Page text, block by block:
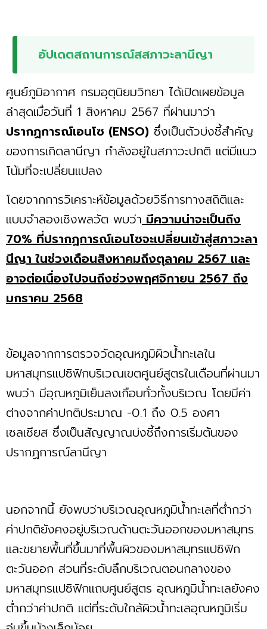
อัปเดตสถานการณ์สสภาวะลานีญา
ศูนย์ภูมิอากาศ กรมอุตุนิยมวิทยา ได้เปิดเผยข้อมูล
ล่าสุดเมื่อวันที่ 1 สิงหาคม 2567 ที่ผ่านมาว่า
ปรากฏการณ์เอนโซ (ENSO) ซึ่งเป็นตัวบ่งชี้สำคัญ
ของการเกิดลานีญา กำลังอยู่ในสภาวะปกติ แต่มีแนว
โน้มที่จะเปลี่ยนแปลง
โดยจากการวิเคราะห์ข้อมูลด้วยวิธีการทางสถิติและ
แบบจำลองเชิงพลวัต พบว่า มีความน่าจะเป็นถึง
70% ที่ปรากฏการณ์เอนโซจะเปลี่ยนเข้าสู่สภาวะลา
นีญา ในช่วงเดือนสิงหาคมถึงตุลาคม 2567 และ
อาจต่อเนื่องไปจนถึงช่วงพฤศจิกายน 2567 ถึง
มกราคม 2568
ข้อมูลจากการตรวจวัดอุณหภูมิผิวน้ำทะเลใน
มหาสมุทรแปซิฟิกบริเวณเขตศูนย์สูตรในเดือนที่ผ่านมา
พบว่า มีอุณหภูมิเย็นลงเกือบทั่วทั้งบริเวณ โดยมีค่า
ต่างจากค่าปกติประมาณ -0.1 ถึง 0.5 องศา
เซลเซียส ซึ่งเป็นสัญญาณบ่งชี้ถึงการเริ่มต้นของ
ปรากฏการณ์ลานีญา
นอกจากนี้ ยังพบว่าบริเวณอุณหภูมิน้ำทะเลที่ต่ำกว่า
ค่าปกติยังคงอยู่บริเวณด้านตะวันออกของมหาสมุทร
และขยายพื้นที่ขึ้นมาที่พื้นผิวของมหาสมุทรแปซิฟิก
ตะวันออก ส่วนที่ระดับลึกบริเวณตอนกลางของ
มหาสมุทรแปซิฟิกแถบศูนย์สูตร อุณหภูมิน้ำทะเลยังคง
ต่ำกว่าค่าปกติ แต่ที่ระดับใกล้ผิวน้ำทะเลอุณหภูมิเริ่ม